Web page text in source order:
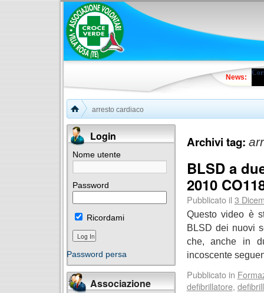
News:
arresto cardiaco
Login
Nome utente
Password
Ricordami
Password persa
Associazione
Archivi tag:
BLSD a
2010
Pubblicato il 3
Questo video è
BLSD dei nuovi
che, anche in
incoscente
Pubblicato in
defibrillatore,